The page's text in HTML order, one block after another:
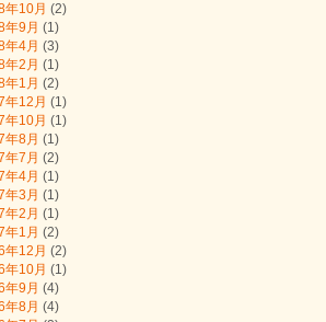
年10月 (2)
年9月 (1)
年4月 (3)
年2月 (1)
年1月 (2)
年12月 (1)
年10月 (1)
年8月 (1)
年7月 (2)
年4月 (1)
年3月 (1)
年2月 (1)
年1月 (2)
年12月 (2)
年10月 (1)
年9月 (4)
年8月 (4)